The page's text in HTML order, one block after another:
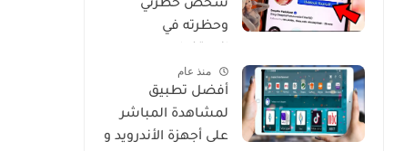
شخص حظرني
وحظرته في
منذ عام
أفضل تطبيق
لمشاهدة المباشر
على أجهزة الأندرويد و